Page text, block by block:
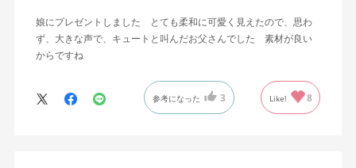
娘にプレゼントしました とても柔和に可愛く見えたので、思わ
ず、大きな声で、キュートと叫んだお父さんでした 素材が良い
からですね
参考になった 3 Like! 8